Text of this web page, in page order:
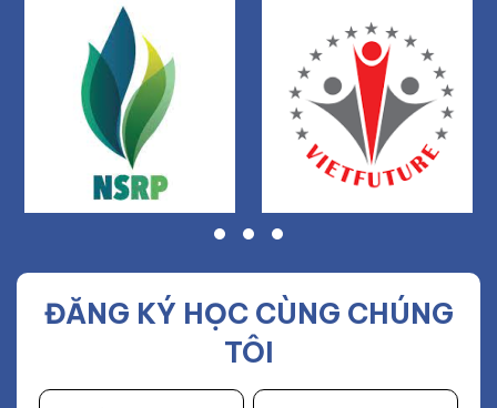
ĐĂNG KÝ HỌC CÙNG CHÚNG
TÔI